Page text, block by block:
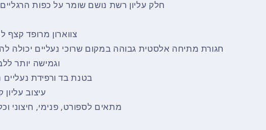
חלק עליון רשת נושם שומר על כפות הרגליים
צווארון מרופד קצף
חגורת מתיחה אלסטית גבוהה במקום שרוכי נעליים יכולה
וגמישה יותר
בטנת בד ורפידת
עיצוב עליון
מתאים לספורט, פנימי, חיצוני